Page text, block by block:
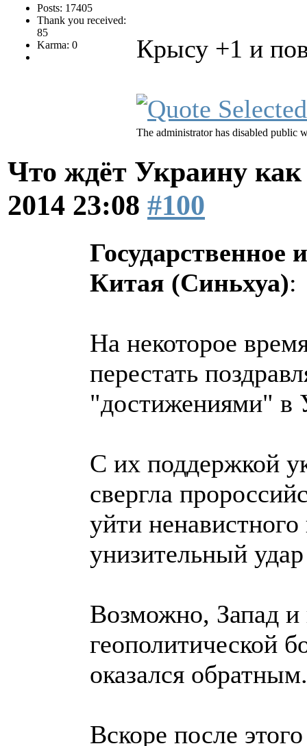
Posts: 17405
Thank you received:
85
Karma: 0
Крысу +1 и
The administrator has disabled public
Что ждёт Украину как
2014 23:08 #100
Государственное
Китая (Синьхуа):
На некоторое
перестать
"достижениями" в
С их поддержкой
свергла
уйти
унизительный
Возможно, Запад и
геополитической
оказался обратным.
Вскоре после